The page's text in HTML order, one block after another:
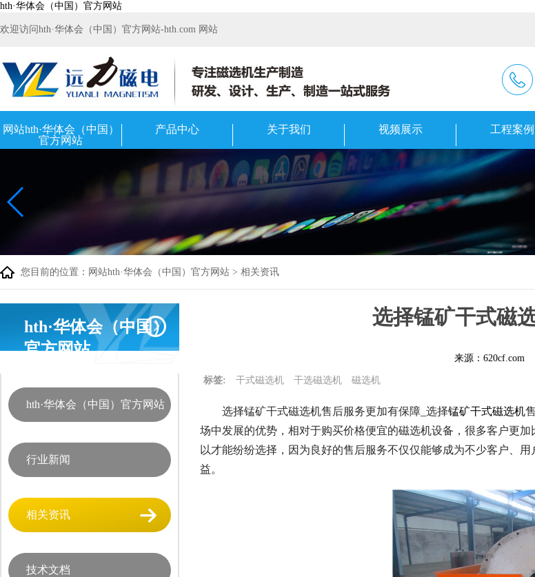
hth·华体会（中国）官方网站
欢迎访问hth·华体会（中国）官方网站-hth.com 网站
网站hth·华体会（中国）
官方网站
产品中心 关于我们 视频展示 工程案例
您目前的位置： 网站hth·华体会（中国）官方网站 > 相关资讯
hth·华体会（中国）
官方网站
hth·华体会（中国）官方网站
行业新闻
相关资讯
技术文档
选择锰矿干式磁
来源：620cf.com
标签: 干式磁选机 干选磁选机 磁选机
选择锰矿干式磁选机售后服务更加有保障_选择锰矿干式磁选机
场中发展的优势，相对于购买价格便宜的磁选机设备，很多客户更
以才能纷纷选择，因为良好的售后服务不仅仅能够成为不少客户、
益。